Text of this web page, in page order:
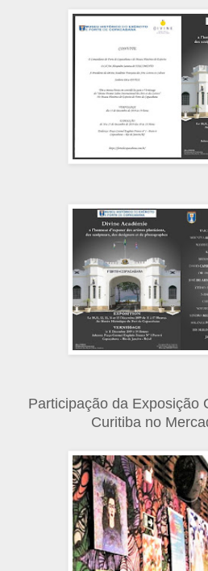
Participação da Exposição
Curitiba no